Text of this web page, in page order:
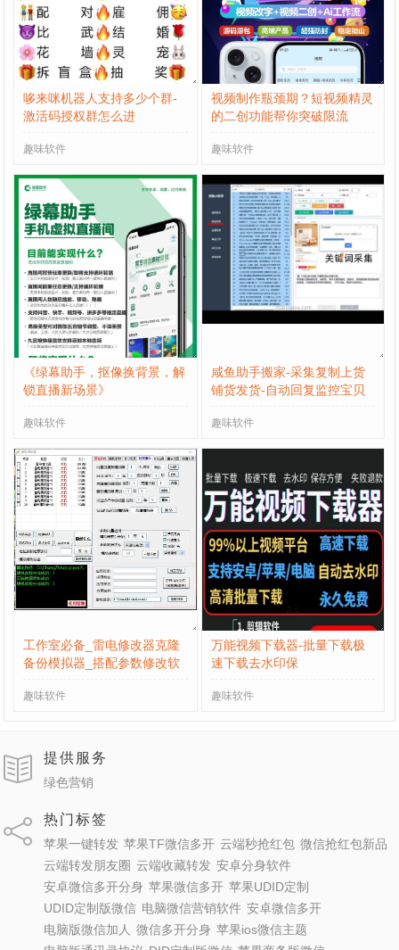
哆来咪机器人支持多少个群-
激活码授权群怎么进
趣味软件
视频制作瓶颈期？短视频精灵
的二创功能帮你突破限流
趣味软件
《绿幕助手，抠像换背景，解
锁直播新场景》
趣味软件
咸鱼助手搬家-采集复制上货
铺货发货-自动回复监控宝贝
趣味软件
工作室必备_雷电修改器克隆
备份模拟器_搭配参数修改软
趣味软件
万能视频下载器-批量下载极
速下载去水印保
趣味软件
提供服务
绿色营销
热门标签
苹果一键转发 苹果TF微信多开 云端秒抢红包 微信抢红包新品
云端转发朋友圈 云端收藏转发 安卓分身软件
安卓微信多开分身 苹果微信多开 苹果UDID定制
UDID定制版微信 电脑微信营销软件 安卓微信多开
电脑版微信加人 微信多开分身 苹果ios微信主题